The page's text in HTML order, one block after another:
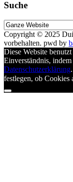
Suche
Suche
nach
Copyright © 2025
vorbehalten. pwd by
Diese Website
Einverständnis,
Datenschutzerklärung
festlegen, ob Cookies